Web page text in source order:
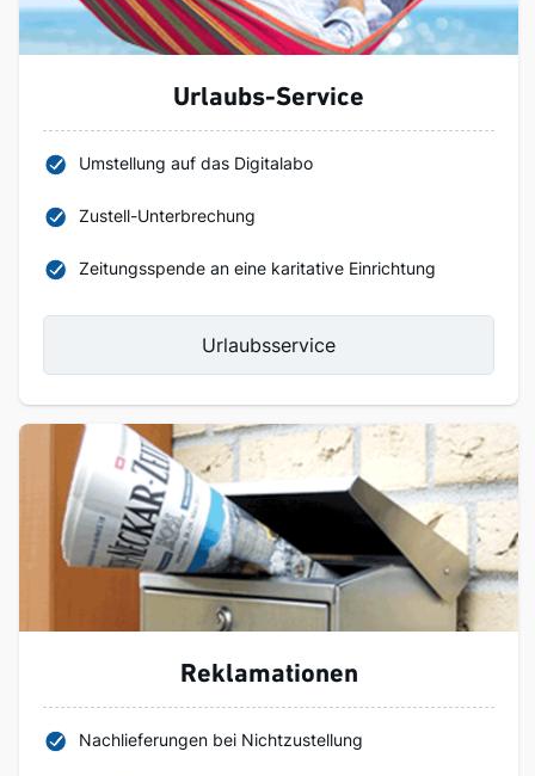
Urlaubs-Service
Umstellung auf das Digitalabo
Zustell-Unterbrechung
Zeitungsspende an eine karitative Einrichtung
Urlaubsservice
Reklamationen
Nachlieferungen bei Nichtzustellung